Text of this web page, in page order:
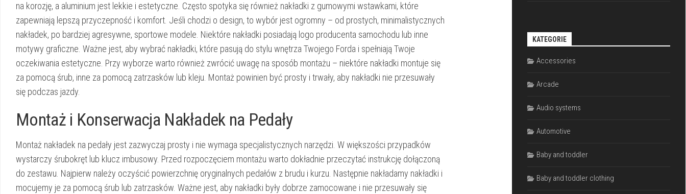
na korozję, a aluminium jest lekkie i estetyczne. Często spotyka się również nakładki z gumowymi wstawkami, które
zapewniają lepszą przyczepność i komfort. Jeśli chodzi o design, to wybór jest ogromny – od prostych, minimalistycznych
nakładek, po bardziej agresywne, sportowe modele. Niektóre nakładki posiadają logo producenta samochodu lub inne
motywy graficzne. Ważne jest, aby wybrać nakładki, które pasują do stylu wnętrza Twojego Forda i spełniają Twoje
oczekiwania estetyczne. Przy wyborze warto również zwrócić uwagę na sposób montażu – niektóre nakładki montuje się
za pomocą śrub, inne za pomocą zatrzasków lub kleju. Montaż powinien być prosty i trwały, aby nakładki nie przesuwały
się podczas jazdy.
Montaż i Konserwacja Nakładek na Pedały
Montaż nakładek na pedały jest zazwyczaj prosty i nie wymaga specjalistycznych narzędzi. W większości przypadków
wystarczy śrubokręt lub klucz imbusowy. Przed rozpoczęciem montażu warto dokładnie przeczytać instrukcję dołączoną
do zestawu. Najpierw należy oczyścić powierzchnię oryginalnych pedałów z brudu i kurzu. Następnie nakładamy nakładki i
mocujemy je za pomocą śrub lub zatrzasków. Ważne jest, aby nakładki były dobrze zamocowane i nie przesuwały się
KATEGORIE
Accessories
Arcade
Audio systems
Automotive
Baby and toddler
Baby and toddler clothing